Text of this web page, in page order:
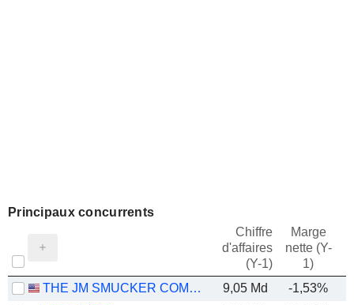
Principaux concurrents
Chiffre
d'affaires
(Y-1)
Marge
nette (Y-
1)
THE JM SMUCKER COMPANY 9,05 Md -1,53%